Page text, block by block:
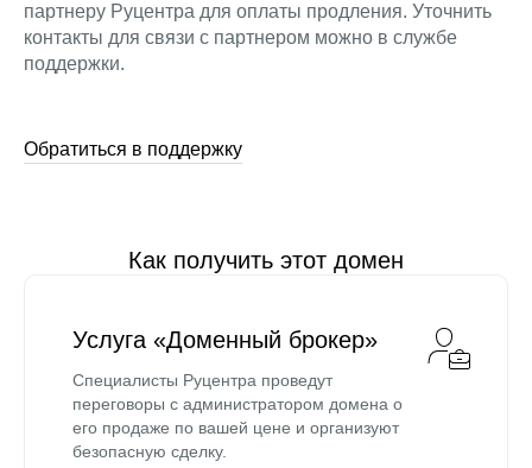
партнеру Руцентра для оплаты продления. Уточнить
контакты для связи с партнером можно в службе
поддержки.
Обратиться в поддержку
Как получить этот домен
Услуга «Доменный брокер»
Специалисты Руцентра проведут
переговоры с администратором домена о
его продаже по вашей цене и организуют
безопасную сделку.